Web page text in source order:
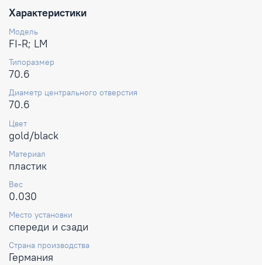
Характеристики
Модель
FI-R; LM
Типоразмер
70.6
Диаметр центрального отверстия
70.6
Цвет
gold/black
Материал
пластик
Вес
0.030
Место установки
спереди и сзади
Страна производства
Германия